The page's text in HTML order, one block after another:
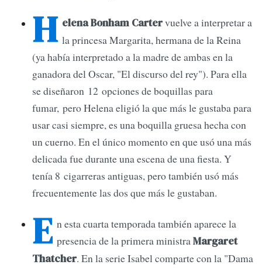
H elena Bonham Cartervuelve a interpretar a
la princesa Margarita, hermana de la Reina
(ya había interpretado a la madre de ambas en la
ganadora del Oscar, "El discurso del rey"). Para ella
se diseñaron 12 opciones de boquillas para
fumar, pero Helena eligió la que más le gustaba para
usar casi siempre, es una boquilla gruesa hecha con
un cuerno. En el único momento en que usó una más
delicada fue durante una escena de una fiesta. Y
tenía 8 cigarreras antiguas, pero también usó más
frecuentemente las dos que más le gustaban.
E n esta cuarta temporada también aparece la
presencia de la primera ministraMargaret
Thatcher. En la serie Isabel comparte con la "Dama